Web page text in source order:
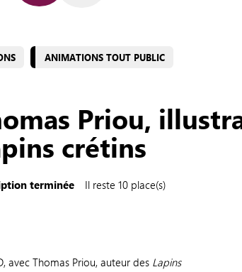
ANIMATIONS TOUT PUBLIC
Priou,
crétins
terminée Il reste 10 place(s)
avec Thomas Priou, auteur des Lapins